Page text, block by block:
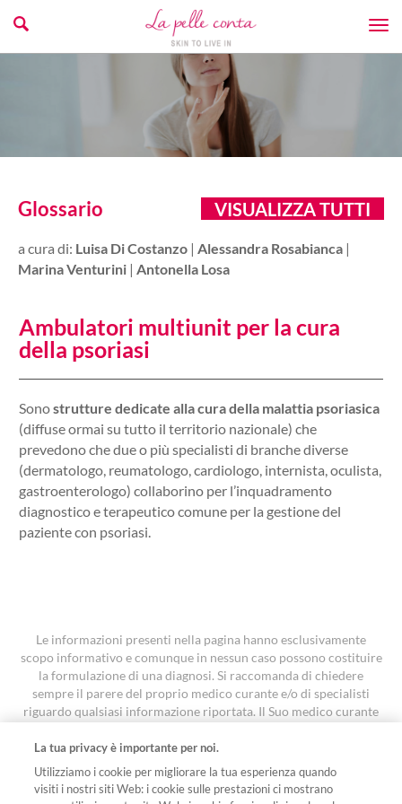
Glossario VISUALIZZA TUTTI
a cura di: Luisa Di Costanzo | Alessandra Rosabianca |
Marina Venturini | Antonella Losa
Ambulatori multiunit per la cura
della psoriasi
Sonostrutture dedicate alla cura della malattia psoriasica
(diffuse ormai su tutto il territorio nazionale) che
prevedono che due o più specialisti di branche diverse
(dermatologo, reumatologo, cardiologo, internista, oculista,
gastroenterologo) collaborino per l’inquadramento
diagnostico e terapeutico comune per la gestione del
paziente con psoriasi.
Le informazioni presenti nella pagina hanno esclusivamente
scopo informativo e comunque in nessun caso possono costituire
la formulazione di una diagnosi. Si raccomanda di chiedere
sempre il parere del proprio medico curante e/o di specialisti
riguardo qualsiasi informazione riportata. Il Suo medico curante
personalizzata
I contenuti sono stati oggetto di revisione ed approvati con
codice FA-11642616 in data 7 aprile 2026.
La tua privacy è importante per noi.
Utilizziamo i cookie per migliorare la tua esperienza quando
visiti i nostri siti Web: i cookie sulle prestazioni ci mostrano